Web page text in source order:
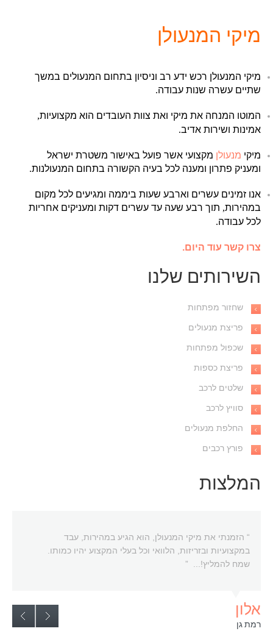
מיקי המנעולן
מיקי המנעולן רכש ידע רב וניסיון בתחום המנעולים במשך
שתיים עשרה שנות עבודה.
המוטו המנחה את מיקי ואת צוות העובדים הוא מקצועיות,
אמינות ושירות אדיב.
מיקי מנעולן מקצועי אשר פועל באישור משטרת ישראל
ומעניק פתרון ומענה לכל בעיה הקשורה בתחום המנעולנות.
אנו זמינים עשרים וארבע שעות ביממה ומגיעים לכל מקום
במהירות, תוך רבע שעה עד עשרים דקות ומעניקים אחריות
לכל עבודה.
צרו קשר עוד היום.
השירותים שלנו
שחזור מפתחות
פריצת מנעולים
שכפול מפתחות
פריצת כספות
שלטים לרכב
סוויץ לרכב
החלפת מנעולים
פורץ רכבים
המלצות
“ הזמנתי את מיקי המנעולן, הוא הגיע במהירות, עבד
במקצועיות ובזריזות, הלוואי וכל בעלי המקצוע יהיו כמותו.
שמח להמליץ!... ”
אלון
רמת גן